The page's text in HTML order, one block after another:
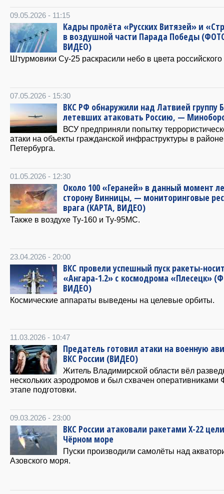
09.05.2026 - 11:15
Кадры пролёта «Русских Витязей» и
в воздушной части Парада Победы
ВИДЕО)
Штурмовики Су-25 раскрасили небо в цвета
07.05.2026 - 15:30
ВКС РФ обнаружили над Латвией группу
летевших атаковать Россию, —
ВСУ предприняли попытку
атаки на объекты гражданской инфраструктуры в
Петербурга.
01.05.2026 - 12:30
Около 100 «Гераней» в данный момент
сторону Винницы, — мониторинговые
врага (КАРТА, ВИДЕО)
Также в воздухе Ту-160 и Ту-95МС.
23.04.2026 - 20:00
ВКС провели успешный пуск ракеты-
«Ангара-1.2» с космодрома «Плесецк»
ВИДЕО)
Космические аппараты выведены на целевые орбиты.
11.03.2026 - 10:47
Предатель готовил атаки на военную
ВКС России (ВИДЕО)
Житель Владимирской области вёл
нескольких аэродромов и был схвачен
этапе подготовки.
09.03.2026 - 23:00
ВКС России атаковали ракетами Х-22
Чёрном море
Пуски производили самолёты над
Азовского моря.